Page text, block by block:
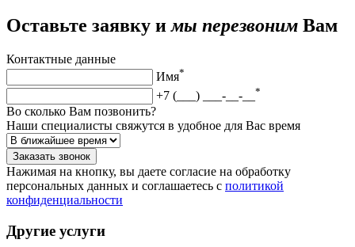
Оставьте заявку имы перезвоним Вам
Контактные данные
Имя*
+7 (___) ___-__-__ *
Во сколько Вам позвонить?
Наши специалисты свяжутся в удобное для Вас время
Заказать звонок
Нажимая на кнопку, вы даете согласие на обработку
персональных данных и соглашаетесь c политикой
конфиденциальности
Другие услуги